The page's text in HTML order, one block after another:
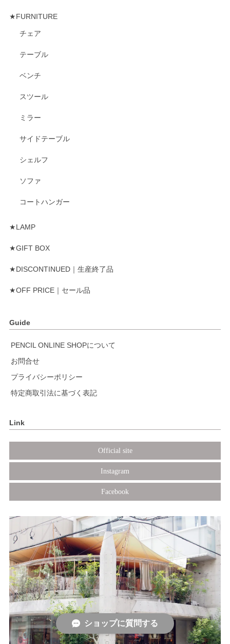
★FURNITURE
チェア
テーブル
ベンチ
スツール
ミラー
サイドテーブル
シェルフ
ソファ
コートハンガー
★LAMP
★GIFT BOX
★DISCONTINUED｜生産終了品
★OFF PRICE｜セール品
Guide
PENCIL ONLINE SHOPについて
お問合せ
プライバシーポリシー
特定商取引法に基づく表記
Link
Official site
Instagram
Facebook
ショップに質問する